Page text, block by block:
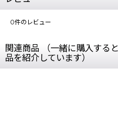
0件のレビュー
関連商品 （一緒に購入する
品を紹介しています）